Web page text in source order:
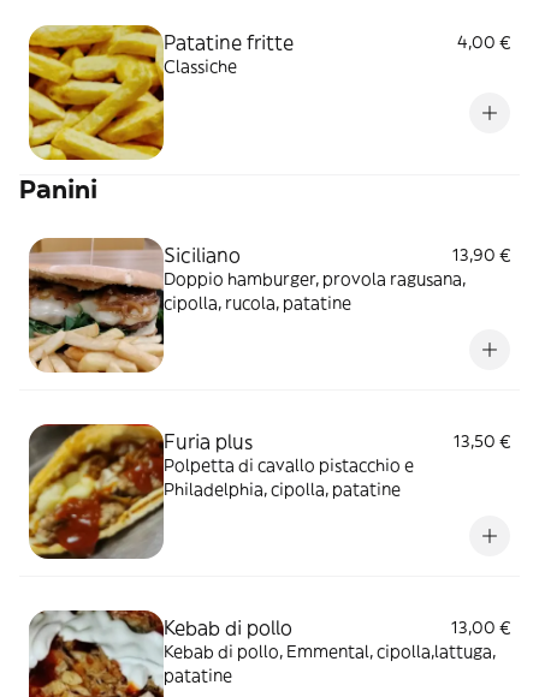
Patatine fritte
4,00 €
Classiche
Panini
Siciliano
13,90 €
Doppio hamburger, provola ragusana,
cipolla, rucola, patatine
Furia plus
13,50 €
Polpetta di cavallo pistacchio e
Philadelphia, cipolla, patatine
Kebab di pollo
13,00 €
Kebab di pollo, Emmental, cipolla,lattuga,
patatine